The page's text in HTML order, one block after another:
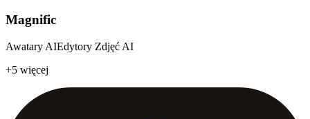
Magnific
Awatary AIEdytory Zdjęć AI
+5 więcej